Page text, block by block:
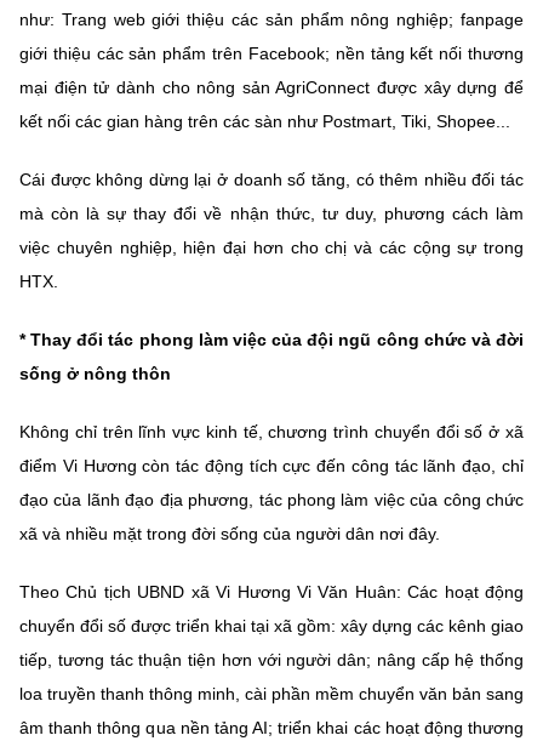
như: Trang web giới thiệu các sản phẩm nông nghiệp; fanpage
giới thiệu các sản phẩm trên Facebook; nền tảng kết nối thương
mại điện tử dành cho nông sản AgriConnect được xây dựng để
kết nối các gian hàng trên các sàn như Postmart, Tiki, Shopee...
Cái được không dừng lại ở doanh số tăng, có thêm nhiều đối tác
mà còn là sự thay đổi về nhận thức, tư duy, phương cách làm
việc chuyên nghiệp, hiện đại hơn cho chị và các cộng sự trong
HTX.
* Thay đổi tác phong làm việc của đội ngũ công chức và đời
sống ở nông thôn
Không chỉ trên lĩnh vực kinh tế, chương trình chuyển đổi số ở xã
điểm Vi Hương còn tác động tích cực đến công tác lãnh đạo, chỉ
đạo của lãnh đạo địa phương, tác phong làm việc của công chức
xã và nhiều mặt trong đời sống của người dân nơi đây.
Theo Chủ tịch UBND xã Vi Hương Vi Văn Huân: Các hoạt động
chuyển đổi số được triển khai tại xã gồm: xây dựng các kênh giao
tiếp, tương tác thuận tiện hơn với người dân; nâng cấp hệ thống
loa truyền thanh thông minh, cài phần mềm chuyển văn bản sang
âm thanh thông qua nền tảng AI; triển khai các hoạt động thương